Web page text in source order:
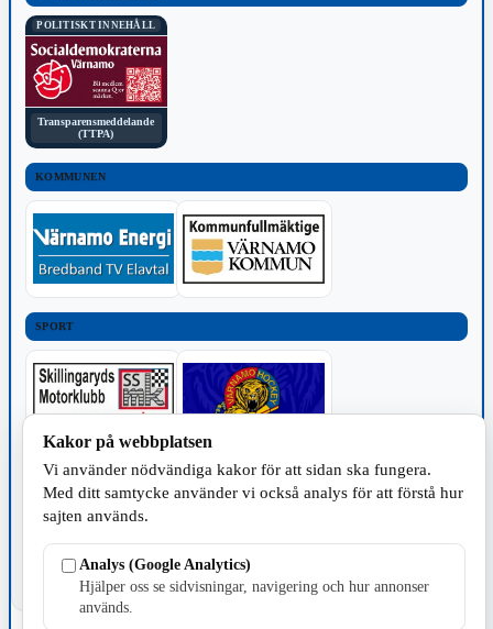
POLITISKT INNEHÅLL
Transparensmeddelande
(TTPA)
KOMMUNEN
SPORT
TILLVERKNING
Kakor på webbplatsen
Vi använder nödvändiga kakor för att sidan ska fungera.
Med ditt samtycke använder vi också analys för att förstå hur
sajten används.
Analys (Google Analytics)
Hjälper oss se sidvisningar, navigering och hur annonser
används.